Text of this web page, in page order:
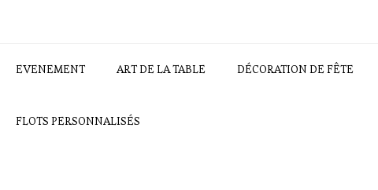
EVENEMENT ART DE LA TABLE DÉCORATION DE FÊTE
FLOTS PERSONNALISÉS